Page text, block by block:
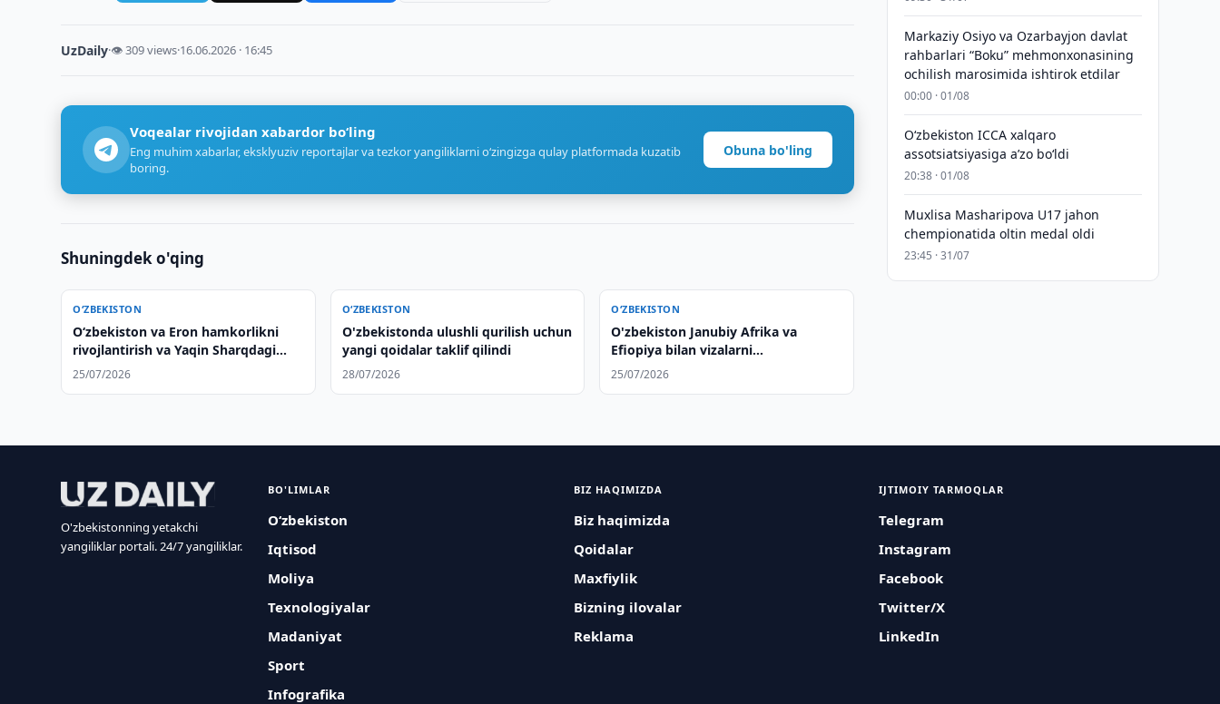
UzDaily·👁 309 views·16.06.2026 · 16:45
Voqealar rivojidan xabardor bo‘ling
Eng muhim xabarlar, eksklyuziv reportajlar va tezkor yangiliklarni o‘zingizga qulay platformada kuzatib
boring.
Obuna bo'ling
Shuningdek o'qing
O‘ZBEKISTON
Oʻzbekiston va Eron hamkorlikni
rivojlantirish va Yaqin Sharqdagi
vaziyatni muhokama qilishdi
25/07/2026
O‘ZBEKISTON
O'zbekistonda ulushli qurilish uchun
yangi qoidalar taklif qilindi
28/07/2026
O‘ZBEKISTON
O'zbekiston Janubiy Afrika va
Efiopiya bilan vizalarni
soddalashtirish bo'yicha
25/07/2026
Markaziy Osiyo va Ozarbayjon davlat
rahbarlari “Boku” mehmonxonasining
ochilish marosimida ishtirok etdilar
00:00 · 01/08
O‘zbekiston ICCA xalqaro
assotsiatsiyasiga aʼzo bo‘ldi
20:38 · 01/08
Muxlisa Masharipova U17 jahon
chempionatida oltin medal oldi
23:45 · 31/07
O'zbekistonning yetakchi
yangiliklar portali. 24/7 yangiliklar.
BO'LIMLAR
O‘zbekiston
Iqtisod
Moliya
Texnologiyalar
Madaniyat
Sport
Infografika
BIZ HAQIMIZDA
Biz haqimizda
Qoidalar
Maxfiylik
Bizning ilovalar
Reklama
IJTIMOIY TARMOQLAR
Telegram
Instagram
Facebook
Twitter/X
LinkedIn